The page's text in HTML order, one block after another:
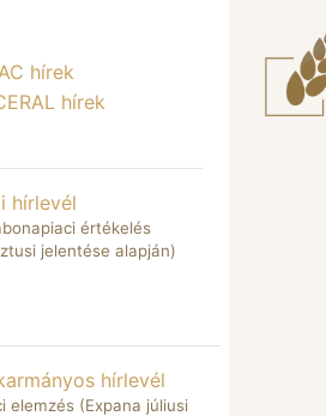
hírek
hírek
hírlevél
értékelés
jelentése alapján)
hírlevél
elemzés (Expana júliusi